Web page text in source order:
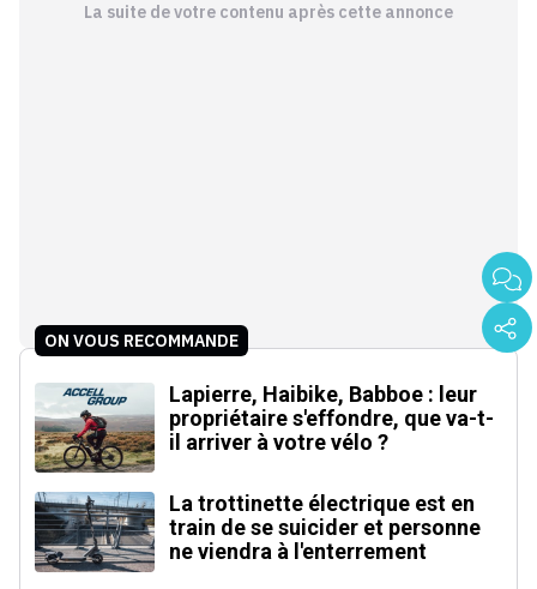
La suite de votre contenu après cette annonce
ON VOUS RECOMMANDE
Lapierre, Haibike, Babboe : leur
propriétaire s'effondre, que va-t-
il arriver à votre vélo ?
La trottinette électrique est en
train de se suicider et personne
ne viendra à l'enterrement